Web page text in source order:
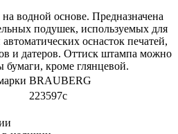
водной основе. Предназначена
подушек, используемых для
оснасток печатей,
и датеров. Оттиск штампа можно
бумаги, кроме глянцевой.
BRAUBERG
223597с